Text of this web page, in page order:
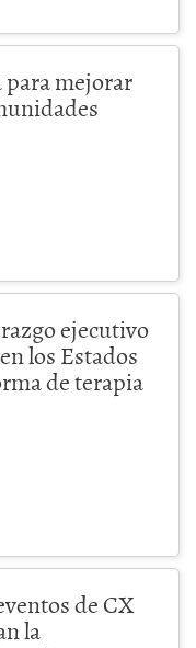
mejorar
ejecutivo
los Estados
de terapia
de CX
la